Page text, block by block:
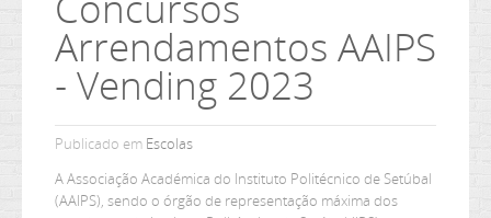
Ler mais...
Arrendamentos AAIPS
- Vending 2023
Publicado em Escolas
A Associação Académica do Instituto Politécnico de Setúbal
(AAIPS), sendo o órgão de representação máxima dos